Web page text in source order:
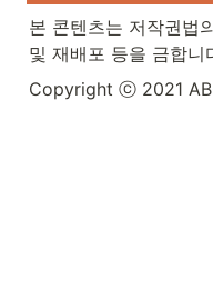
본 콘텐츠는 저작권법
및 재배포 등을 금합니
Copyright ⓒ 2021